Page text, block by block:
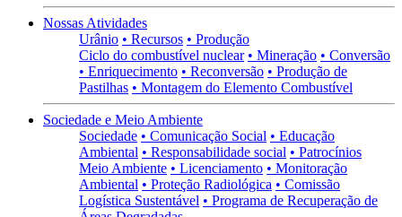
Nossas Atividades
Urânio • Recursos • Produção
Ciclo do combustível nuclear • Mineração • Conversão
• Enriquecimento • Reconversão • Produção de
Pastilhas • Montagem do Elemento Combustível
Sociedade e Meio Ambiente
Sociedade • Comunicação Social • Educação
Ambiental • Responsabilidade social • Patrocínios
Meio Ambiente • Licenciamento • Monitoração
Ambiental • Proteção Radiológica • Comissão
Logística Sustentável • Programa de Recuperação de